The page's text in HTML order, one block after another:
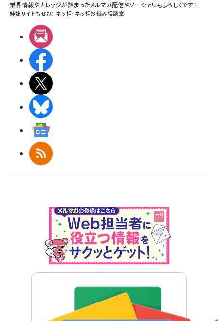
業界情報やナレッジが詰まったメルマガ配信やソーシャルもよろしくです！
姉妹サイトもぜひ： ネッ担・ ネッ担お悩み相談室
RSS